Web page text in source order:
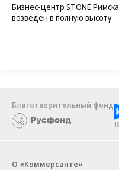
Бизнес-центр STONE
возведен в полную высоту
Благотворительный фонд
О «Коммерсанте»